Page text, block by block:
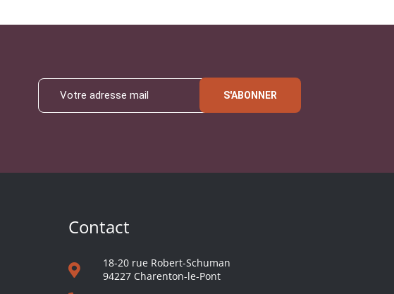
S'ABONNER
Contact
18-20 rue Robert-Schuman
94227 Charenton-le-Pont